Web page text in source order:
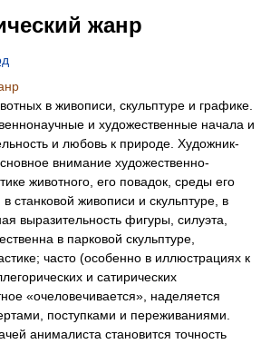
жанр
в живописи, скульптуре и графике.
и художественные начала и
и любовь к природе. Художник-
внимание художественно-
животного, его повадок, среды его
станковой живописи и скульптуре, в
выразительность фигуры, силуэта,
в парковой скульптуре,
часто (особенно в иллюстрациях к
и сатирических
«очеловечивается», наделяется
поступками и переживаниями.
анималиста становится точность